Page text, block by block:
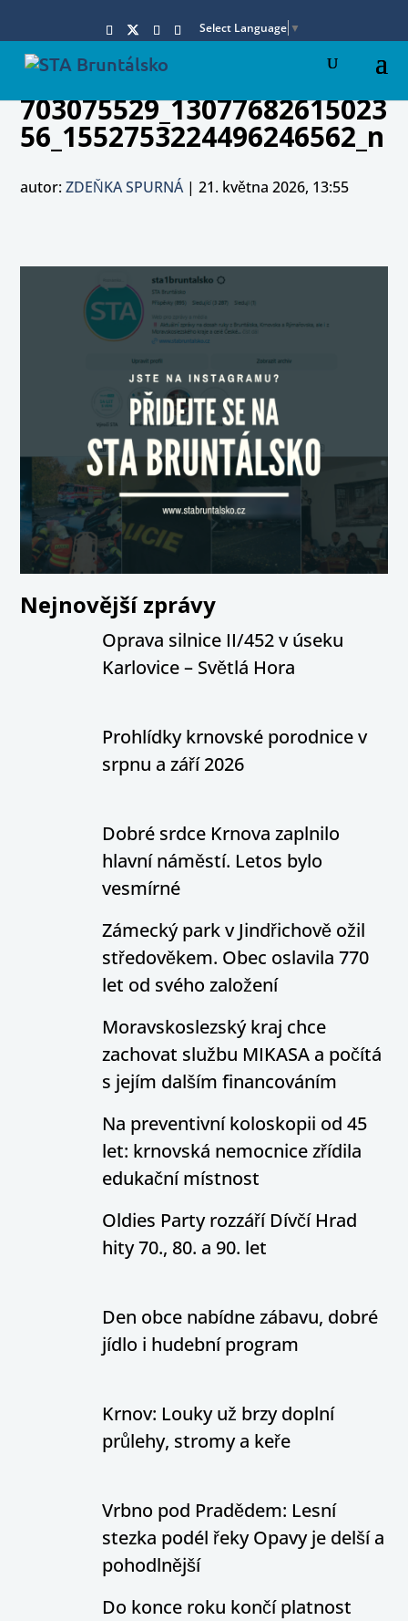
Select Language ▼
703075529_13077682615023
56_1552753224496246562_n
autor:ZDEŇKA SPURNÁ|21. května 2026, 13:55
Nejnovější zprávy
Oprava silnice II/452 v úseku
Karlovice – Světlá Hora
Prohlídky krnovské porodnice v
srpnu a září 2026
Dobré srdce Krnova zaplnilo
hlavní náměstí. Letos bylo
vesmírné
Zámecký park v Jindřichově ožil
středověkem. Obec oslavila 770
let od svého založení
Moravskoslezský kraj chce
zachovat službu MIKASA a počítá
s jejím dalším financováním
Na preventivní koloskopii od 45
let: krnovská nemocnice zřídila
edukační místnost
Oldies Party rozzáří Dívčí Hrad
hity 70., 80. a 90. let
Den obce nabídne zábavu, dobré
jídlo i hudební program
Krnov: Louky už brzy doplní
průlehy, stromy a keře
Vrbno pod Pradědem: Lesní
stezka podél řeky Opavy je delší a
pohodlnější
Do konce roku končí platnost